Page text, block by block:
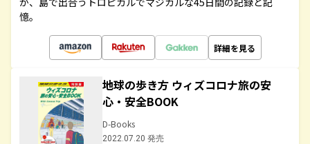
憶。
詳細を見る
地球の歩き方 ウィズコロナ旅の安
心・安全BOOK
D-Books
2022.07.20 発売